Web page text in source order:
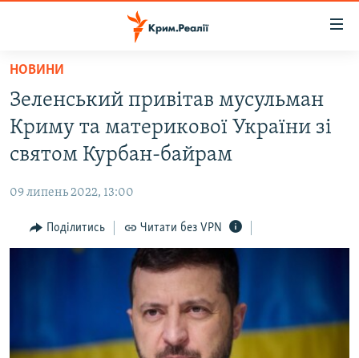
Перейти
основного
матеріалу
Перейти
до
основної
Перейти
до
ВІДЕО ТА ФОТО
БЛОГИ
ПОГЛЯД
ДЕПОРТАЦІЯ
ЯК ОБІЙТИ БЛОКУВАННЯ
НОВИНИ
Зеленський привітав мусульман
Криму та материкової України зі
святом Курбан-байрам
09 липень 2022, 13:00
Поділитись Читати без VPN